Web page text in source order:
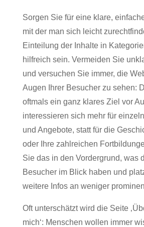
Sorgen Sie für eine klare,
mit der man sich leicht
Einteilung der Inhalte in
hilfreich sein. Vermeiden Sie
und versuchen Sie immer, die
Augen Ihrer Besucher zu sehen:
oftmals ein ganz klares Ziel vor
interessieren sich mehr für
und Angebote, statt für die
oder Ihre zahlreichen
Sie das in den Vordergrund, was
Besucher im Blick haben und
weitere Infos an weniger
Oft unterschätzt wird die Seite
mich‘: Menschen wollen immer